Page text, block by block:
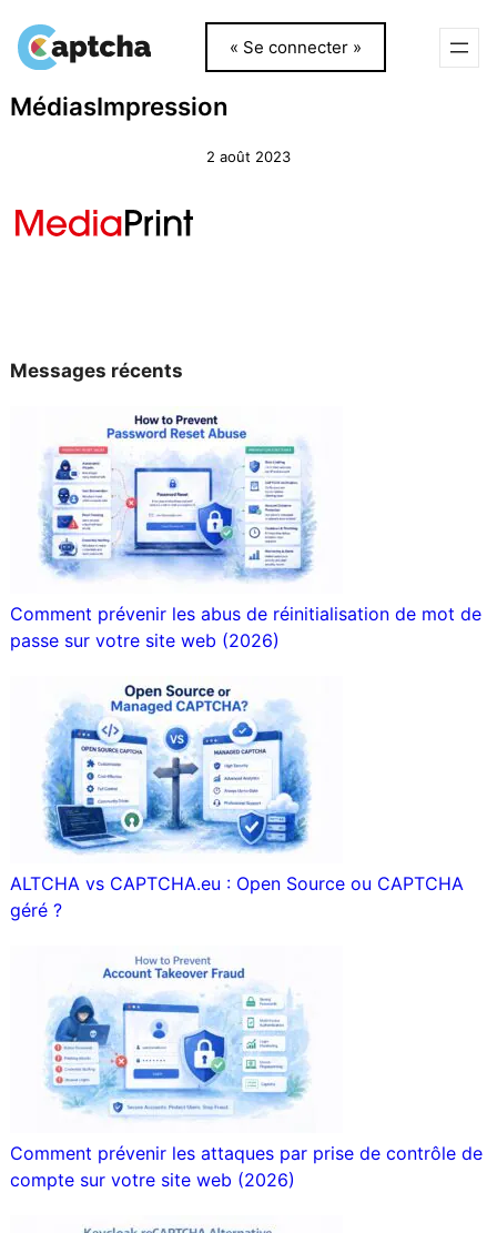
auau
« Se connecter »
MédiasImpression
2 août 2023
Messages récents
Comment prévenir les abus de réinitialisation de mot de
passe sur votre site web (2026)
ALTCHA vs CAPTCHA.eu : Open Source ou CAPTCHA
géré ?
Comment prévenir les attaques par prise de contrôle de
compte sur votre site web (2026)